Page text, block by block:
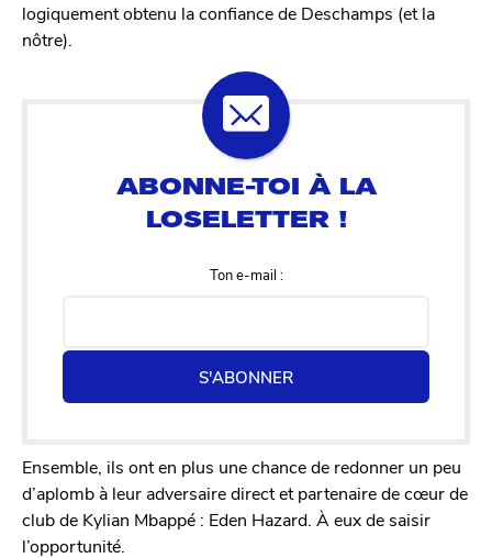
logiquement obtenu la confiance de Deschamps (et la
nôtre).
Ton e-mail :
S'ABONNER
Ensemble, ils ont en plus une chance de redonner un peu
d’aplomb à leur adversaire direct et partenaire de cœur de
club de Kylian Mbappé : Eden Hazard. À eux de saisir
l’opportunité.